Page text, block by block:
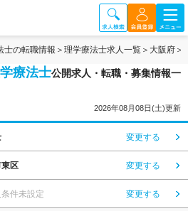
士の転職情報 理学療法士求人一覧 大阪府
療法士公開求人・転職・募集情報一
2026年08月08日(土)更新
変更する
区 変更する
件未設定 変更する